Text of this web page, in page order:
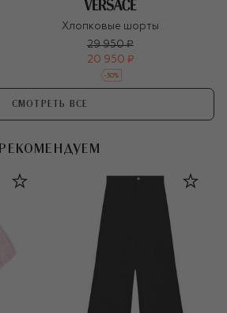
Хлопковые шорты
29 950 ₽
20 950 ₽
-30%
СМОТРЕТЬ ВСЕ
РЕКОМЕНДУЕМ